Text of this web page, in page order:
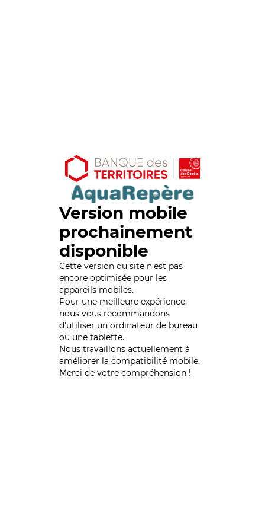
Version mobile
prochainement
disponible
Cette version du site n’est pas
encore optimisée pour les
appareils mobiles.
Pour une meilleure expérience,
nous vous recommandons
d'utiliser un ordinateur de bureau
ou une tablette.
Nous travaillons actuellement à
améliorer la compatibilité mobile.
Merci de votre compréhension !